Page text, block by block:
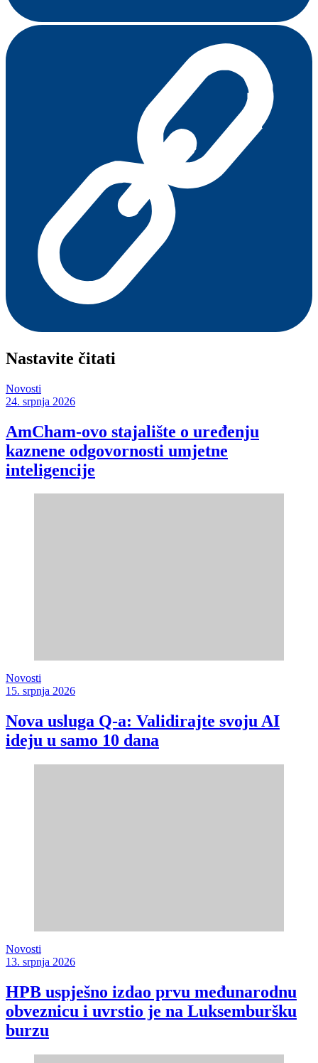
Nastavite čitati
Novosti
24. srpnja 2026
AmCham-ovo stajalište o uređenju
kaznene odgovornosti umjetne
inteligencije
Novosti
15. srpnja 2026
Nova usluga Q-a: Validirajte svoju AI
ideju u samo 10 dana
Novosti
13. srpnja 2026
HPB uspješno izdao prvu međunarodnu
obveznicu i uvrstio je na Luksemburšku
burzu